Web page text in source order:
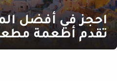
احجز في أفضل
تقدم أطعمة